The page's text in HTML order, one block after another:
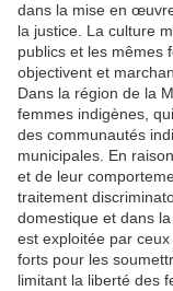
dans la mise en
la justice. La culture
publics et les mêmes
objectivent et
Dans la région de la
femmes indigènes,
des communautés
municipales. En
et de leur
traitement
domestique et dans
est exploitée par
forts pour les
limitant la liberté des